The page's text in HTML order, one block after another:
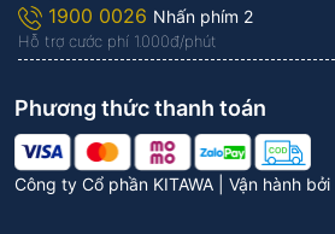
1900 0026 Nhấn phím 2
Hỗ trợ cước phí 1.000đ/phút
Công ty Cổ phần KITAWA | Vận hành bởi
Phương thức thanh toán